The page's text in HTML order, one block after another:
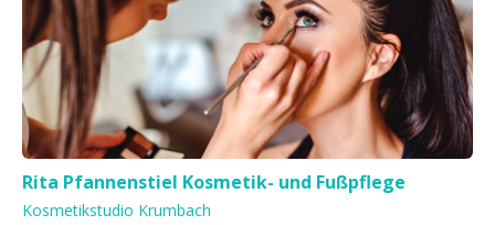
Rita Pfannenstiel Kosmetik- und Fußpflege
Kosmetikstudio Krumbach